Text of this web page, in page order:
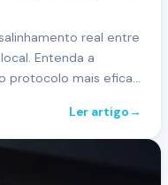
real entre
Entenda a
protocolo mais eficaz
Ler artigo→